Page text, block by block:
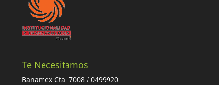
Te Necesitamos
Banamex Cta: 7008 / 0499920